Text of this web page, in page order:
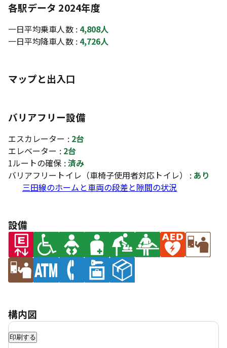
各駅データ 2024年度
一日平均乗車人数 : 4,808人
一日平均降車人数 : 4,726人
マップと出入口
バリアフリー設備
エスカレーター : 2台
エレベーター : 2台
1ルートの確保 :済み
バリアフリートイレ（車椅子使用者対応トイレ） : あり
三田線のホームと車両の段差と隙間の状況
設備
構内図
印刷する